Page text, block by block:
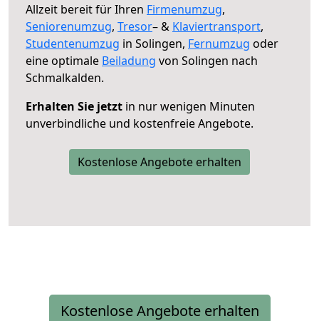
Allzeit bereit für Ihren Firmenumzug,
Seniorenumzug, Tresor– & Klaviertransport,
Studentenumzug in Solingen, Fernumzug oder
eine optimale Beiladung von Solingen nach
Schmalkalden.
Erhalten Sie jetzt in nur wenigen Minuten
unverbindliche und kostenfreie Angebote.
Kostenlose Angebote erhalten
Kostenlose Angebote erhalten